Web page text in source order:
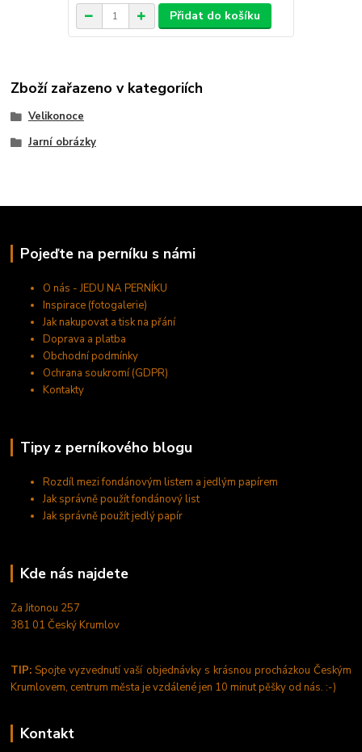
Přidat do košíku
Zboží zařazeno v kategoriích
Velikonoce
Jarní obrázky
Pojeďte na perníku s námi
O nás - JEDU NA PERNÍKU
Inspirace (fotogalerie)
Jak nakupovat a tisk na přání
Doprava a platba
Obchodní podmínky
Ochrana soukromí (GDPR)
Kontakty
Tipy z perníkového blogu
Rozdíl mezi fondánovým listem a jedlým papírem
Jak správně použít fondánový list
Jak správně použít jedlý papír
Kde nás najdete
Za Jitonou 257
381 01 Český Krumlov
TIP: Spojte vyzvednutí vaší objednávky s krásnou procházkou Českým
Krumlovem, centrum města je vzdálené jen 10 minut pěšky od nás. :-)
Kontakt